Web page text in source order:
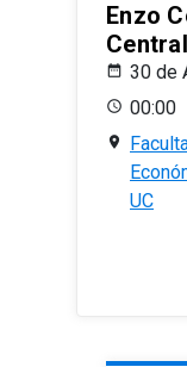
Enzo
30 de
00:00
UC